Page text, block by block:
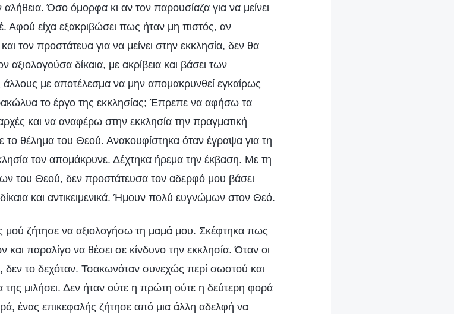
Όσο όμορφα κι αν τον παρουσίαζα για να μείνει
Αφού είχα εξακριβώσει πως ήταν μη πιστός, αν
τον προστάτευα για να μείνει στην εκκλησία, δεν θα
αξιολογούσα δίκαια, με ακρίβεια και βάσει των
με αποτέλεσμα να μην απομακρυνθεί εγκαίρως
το έργο της εκκλησίας; Έπρεπε να αφήσω τα
και να αναφέρω στην εκκλησία την πραγματική
θέλημα του Θεού. Ανακουφίστηκα όταν έγραψα για τη
τον απομάκρυνε. Δέχτηκα ήρεμα την έκβαση. Με τη
του Θεού, δεν προστάτευσα τον αδερφό μου βάσει
και αντικειμενικά. Ήμουν πολύ ευγνώμων στον Θεό.
μού ζήτησε να αξιολογήσω τη μαμά μου. Σκέφτηκα πως
και παραλίγο να θέσει σε κίνδυνο την εκκλησία. Όταν οι
δεν το δεχόταν. Τσακωνόταν συνεχώς περί σωστού και
της μιλήσει. Δεν ήταν ούτε η πρώτη ούτε η δεύτερη φορά
ένας επικεφαλής ζήτησε από μια άλλη αδελφή να